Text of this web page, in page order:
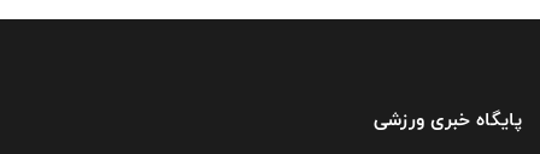
پایگاه خبری ورزشی